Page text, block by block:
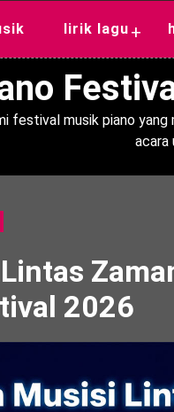
lirik lagu +
musik piano
acara
2026